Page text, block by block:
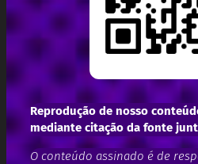
Reprodução de nosso
mediante citação da fonte
O conteúdo assinado é de